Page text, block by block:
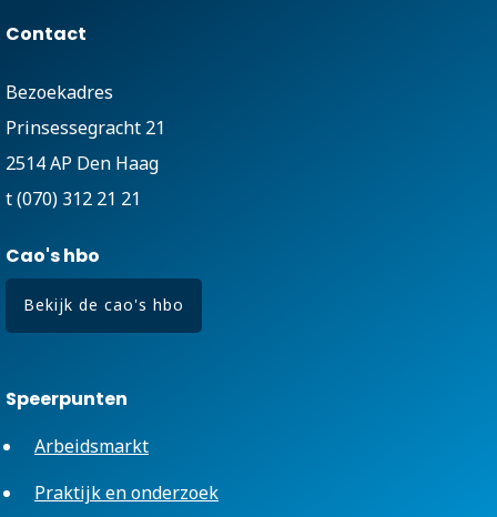
Contact
Bezoekadres
Prinsessegracht 21
2514 AP Den Haag
t (070) 312 21 21
Cao's hbo
Bekijk de cao's hbo
Speerpunten
Arbeidsmarkt
Praktijk en onderzoek